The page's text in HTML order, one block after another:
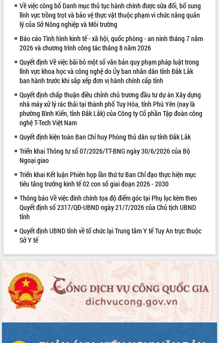
VIDEO
Không có file video nào để phát.
ALBUM ẢNH
LIÊN KẾT WEB
Về việc công bố Danh mục thủ tục hành chính được sửa đổi, bổ sung
lĩnh vực trồng trọt và bảo vệ thực vật thuộc phạm vi chức năng quản
lý của Sở Nông nghiệp và Môi trường
Báo cáo Tình hình kinh tế - xã hội, quốc phòng - an ninh tháng 7 năm
2026 và chương trình công tác tháng 8 năm 2026
Quyết định Về việc bãi bỏ một số văn bản quy phạm pháp luật trong
lĩnh vực khoa học và công nghệ do Ủy ban nhân dân tỉnh Đắk Lắk
ban hành trước khi sắp xếp đơn vị hành chính cấp tỉnh
Quyết định chấp thuận điều chỉnh chủ trương đầu tư dự án Xây dựng
nhà máy xử lý rác thải tại thành phố Tuy Hòa, tỉnh Phú Yên (nay là
phường Bình Kiến, tỉnh Đắk Lắk) của Công ty Cổ phần Tập đoàn công
nghệ T-Tech Việt Nam
Quyết định kiện toàn Ban Chỉ huy Phòng thủ dân sự tỉnh Đắk Lắk
Triển khai Thông tư số 07/2026/TT-BNG ngày 30/6/2026 của Bộ
Ngoại giao
Triển khai Kết luận Phiên họp lần thứ tư Ban Chỉ đạo thực hiện mục
tiêu tăng trưởng kinh tế 02 con số giai đoạn 2026 - 2030
Thông báo Về việc đính chính tọa độ điểm góc tại Phụ lục kèm theo
Quyết định số 2317/QĐ-UBND ngày 21/7/2026 của Chủ tịch UBND
tỉnh
Quyết định UBND tỉnh về tổ chức lại Trung tâm Y tế Tuy An trực thuộc
Sở Y tế